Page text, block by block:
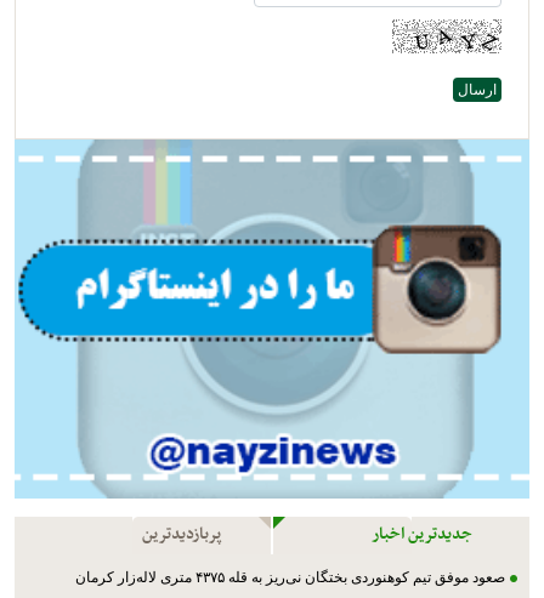
جدیدترین اخبار پربازدیدترین
صعود موفق تیم کوهنوردی بختگان نی‌ریز به قله ۴۳۷۵ متری لاله‌زار کرمان